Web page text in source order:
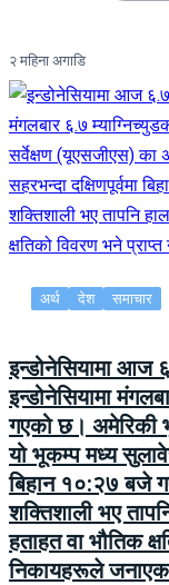
२ महिना अगाडि
अर्थ देश समाचार
इन्डोनेसियामा आज
इन्डोनेसियामा
गएको छ। अमेरिकी
यो भूकम्प मध्य
बिहान १०:२७ बजे
शक्तिशाली भए
हताहत वा भौतिक
निकायहरूले